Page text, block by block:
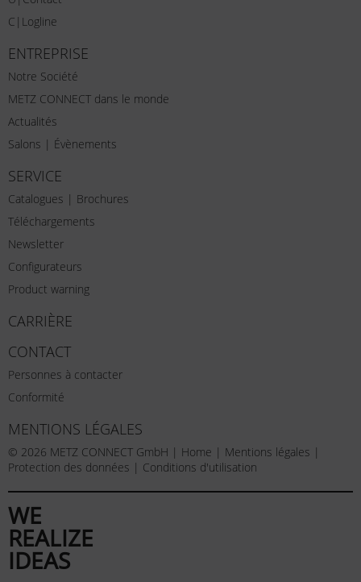
C|Logline
ENTREPRISE
Notre Société
METZ CONNECT dans le monde
Actualités
Salons | Évènements
SERVICE
Catalogues | Brochures
Téléchargements
Newsletter
Configurateurs
Product warning
CARRIÈRE
CONTACT
Personnes à contacter
Conformité
MENTIONS LÉGALES
© 2026 METZ CONNECT GmbH | Home | Mentions légales |
Protection des données | Conditions d'utilisation
WE
REALIZE
IDEAS